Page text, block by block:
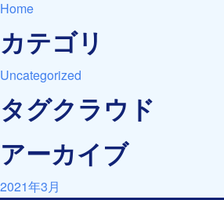
Home
カテゴリ
Uncategorized
タグクラウド
アーカイブ
2021年3月